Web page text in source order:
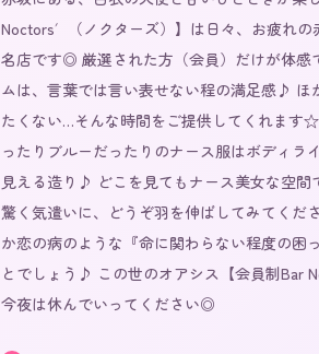
Noctors′（ノクターズ）】は日々、お疲れの
名店です◎ 厳選された方（会員）だけが体感
ムは、言葉では言い表せない程の満足感♪ ほ
たくない…そんな時間をご提供してくれます
ったりブルーだったりのナース服はボディラ
見える造り♪ どこを見てもナース美女な空間
驚く気遣いに、どうぞ羽を伸ばしてみてくだ
か恋の病のような『命に関わらない程度の困
とでしょう♪ この世のオアシス【会員制Bar
今夜は休んでいってください◎